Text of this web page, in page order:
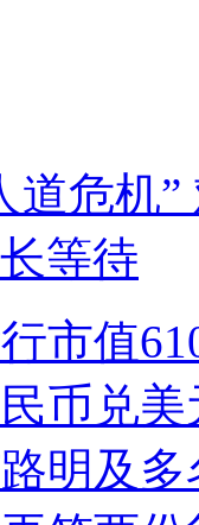
道危机
等待
市值
币兑
明及